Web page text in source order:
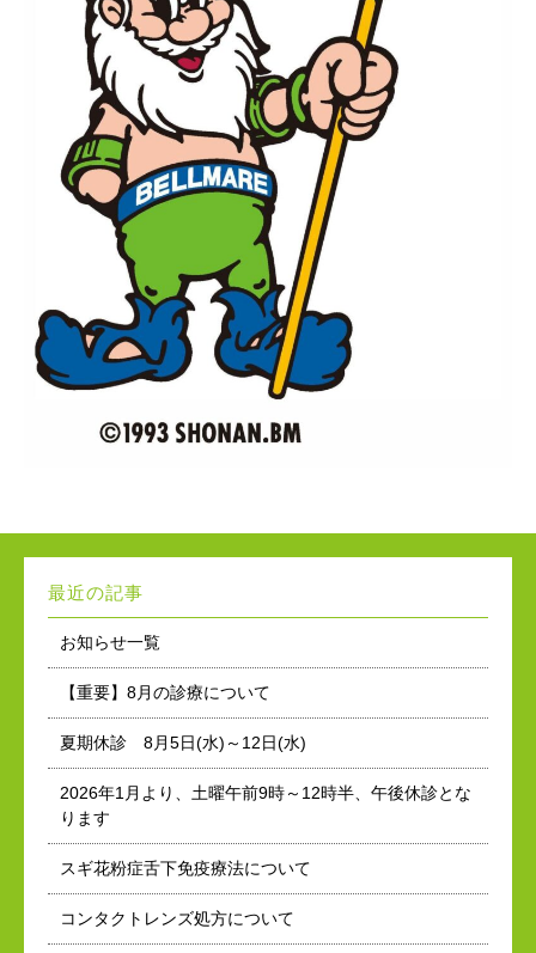
最近の記事
お知らせ一覧
【重要】8月の診療について
夏期休診 8月5日(水)～12日(水)
2026年1月より、土曜午前9時～12時半、午後休診とな
ります
スギ花粉症舌下免疫療法について
コンタクトレンズ処方について